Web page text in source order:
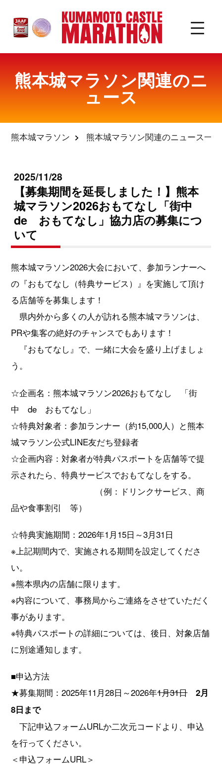
熊本城マラソン関連のニ
ュース
熊本城マラソン 熊本城マラソン関連のニュース一覧
2025/11/28
【募集期間を延長しました！】熊本
城マラソン2026おもてなし「街中
de おもてなし」協力店の募集につ
いて
熊本城マラソン2026大会において、参加ランナーへ
の『おもてなし（特典サービス）』を実施して頂け
る店舗等を募集します！
県内外から多くの人が訪れる熊本城マラソンは、
PRや集客の絶好のチャンスでもあります！
『おもてなし』で、一緒に大会を盛り上げましょ
う。
☆企画名：熊本城マラソン2026おもてなし 「街
中 de おもてなし」
☆特典対象者：参加ランナー（約15,000人）と熊本
城マラソン公式LINE友だち登録者
☆企画内容：対象者が特典パスポートを店舗等で提
示されたら、特典サービスでおもてなしをする。
（例：ドリンクサービス、商
品や食事割引 等）
☆特典実施期間：2026年1月15日～3月31日
※上記期間内で、実施される期間を設定してくださ
い。
※熊本県内の店舗に限ります。
※内容について、事務局からご連絡をさせていただく
事があります。
※特典パスポートの詳細については、後日、対象店舗
に別途通知します。
■申込方法
★募集期間：2025年11月28日～2026年1月31日
2月
8日まで
下記申込フォームURLか二次元コードより、申込
を行ってください。
＜申込フォームURL＞